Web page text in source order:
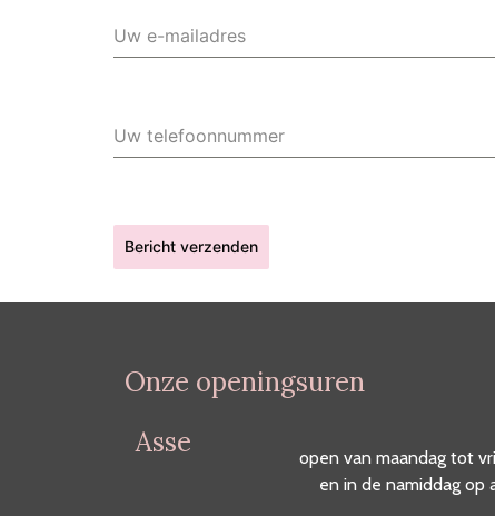
Uw e-mailadres
Uw telefoonnummer
Bericht verzenden
Onze openingsuren
Asse
open van maandag tot
en in de namiddag op